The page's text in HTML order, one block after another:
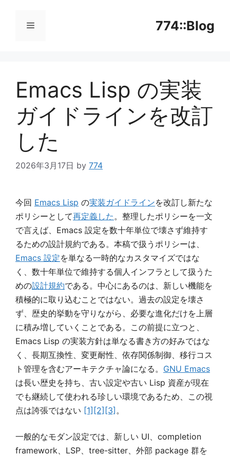
774::Blog
ニ
ュ
ー
Emacs Lisp の実装
ガイドラインを改訂
した
2026年3月17日 by 774
今回 Emacs Lisp の実装ガイドラインを改訂し新たな
ポリシーとして再定義した 。整理したポリシーを一文
で言えば、Emacs 設定を数十年単位で壊さず維持す
るための設計規約である。本稿で扱うポリシーは、
Emacs 設定を単なる一時的なカスタマイズではな
く、数十年単位で維持する個人インフラとして扱うた
めの設計規約である。中心にあるのは、新しい機能を
積極的に取り込むことではない。過去の設定を壊さ
ず、歴史的挙動を守りながら、必要な進化だけを上層
に積み増していくことである。この前提に立つと、
Emacs Lisp の実装方針は単なる書き方の好みではな
く、長期互換性、変更耐性、依存関係制御、移行コス
ト管理を含むアーキテクチャ論になる。 GNU Emacs
は長い歴史を持ち、古い設定や古い Lisp 資産が現在
でも継続して使われる珍しい環境であるため、この視
点は誇張ではない [1][2][3] 。
一般的なモダン設定では、新しい UI、completion
framework、LSP、tree-sitter、外部 package 群を